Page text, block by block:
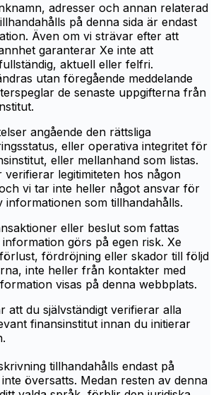
adresser och annan relaterad
på denna sida är endast
Även om vi strävar efter att
garanterar Xe inte att
aktuell eller felfri.
utan föregående meddelande
de senaste uppgifterna från
angående den rättsliga
eller operativa integritet för
eller mellanhand som listas.
verifierar legitimiteten hos någon
vi tar inte heller något ansvar för
informationen som tillhandahålls.
eller beslut som fattas
görs på egen risk. Xe
fördröjning eller skador till följd
inte heller från kontakter med
visas på denna webbplats.
att du självständigt verifierar alla
finansinstitut innan du initierar
tillhandahålls endast på
översatts. Medan resten av denna